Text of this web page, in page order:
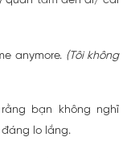
anymore. (Tôi không
bạn không nghĩ
lo lắng.